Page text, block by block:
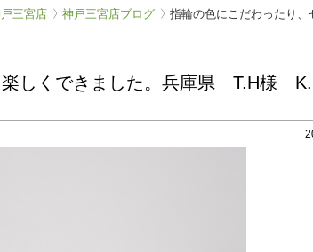
三宮店 神戸三宮店ブログ 指輪の色にこだわったり
楽しくできました。兵庫県 T.H様